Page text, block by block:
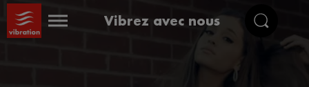
Vibrez avec nous